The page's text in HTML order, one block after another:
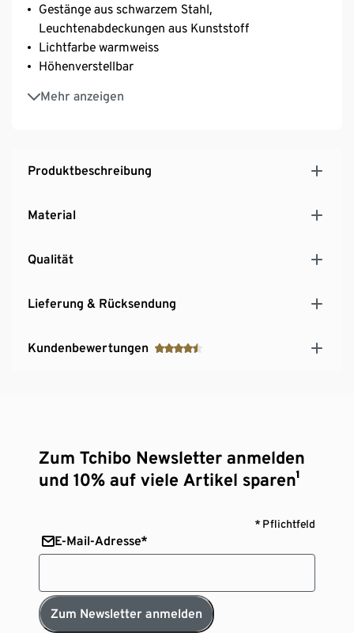
Gestänge aus schwarzem Stahl,
Leuchtenabdeckungen aus Kunststoff
Lichtfarbe warmweiss
Höhenverstellbar
Mehr anzeigen
Dimmbar über einen externen Dimmer (nicht
Produktbeschreibung
Material
Qualität
Lieferung & Rücksendung
Kundenbewertungen
Zum Tchibo Newsletter anmelden
und 10% auf viele Artikel sparen¹
* Pflichtfeld
E-Mail-Adresse*
Zum Newsletter anmelden